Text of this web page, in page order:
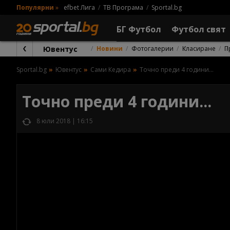
Популярни » efbet Лига ТВ Програма Sportal.bg
БГ Футбол Футбол свят
Ювентус Новини Фотогалерии Класиране
Sportal.bg Ювентус Сами Кедира Точно преди 4 години...
Точно преди 4 години...
8 юли 2018 | 16:15